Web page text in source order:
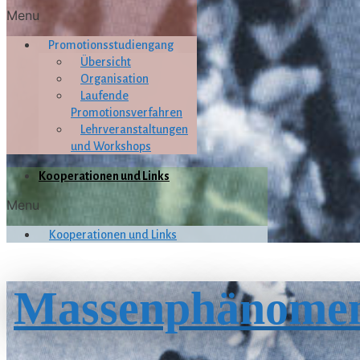
Menu
Promotionsstudiengang
Übersicht
Organisation
Laufende
Promotionsverfahren
Lehrveranstaltungen
und Workshops
Kooperationen und Links
Menu
Kooperationen und Links